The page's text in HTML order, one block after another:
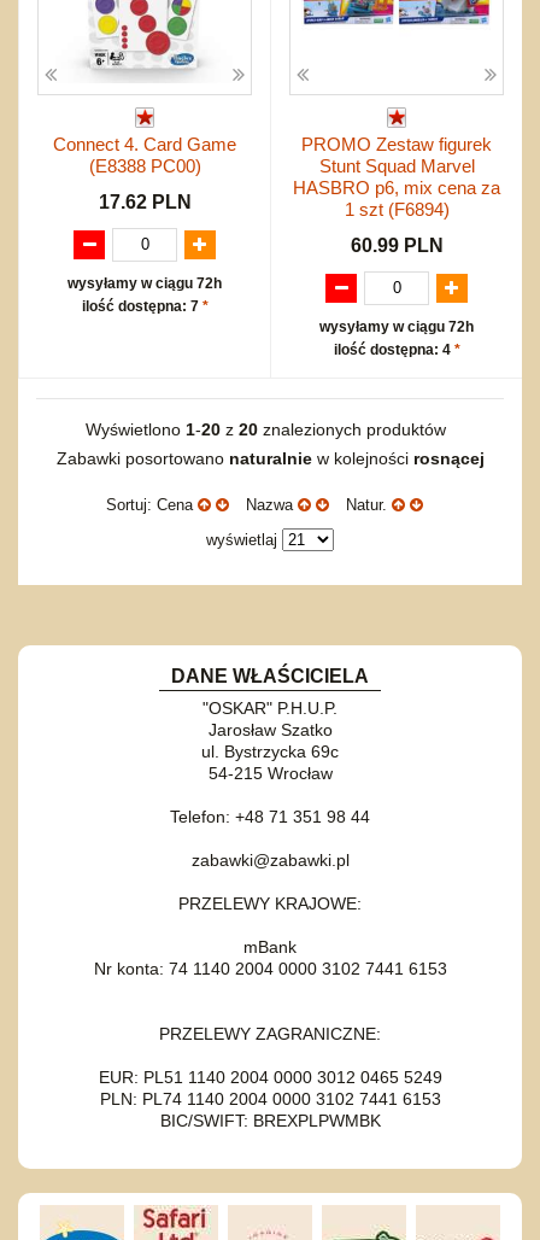
Connect 4. Card Game
(E8388 PC00)
17.62 PLN
wysyłamy w ciągu 72h
ilość dostępna: 7 *
PROMO Zestaw figurek
Stunt Squad Marvel
HASBRO p6, mix cena za
1 szt (F6894)
60.99 PLN
wysyłamy w ciągu 72h
ilość dostępna: 4 *
Wyświetlono 1-20z 20znalezionych produktów
Zabawki posortowano naturalniew kolejności rosnącej
Sortuj: Cena Nazwa
Natur.
wyświetlaj
DANE WŁAŚCICIELA
"OSKAR" P.H.U.P.
Jarosław Szatko
ul. Bystrzycka 69c
54-215 Wrocław
Telefon: +48 71 351 98 44
zabawki@zabawki.pl
PRZELEWY KRAJOWE:
mBank
Nr konta: 74 1140 2004 0000 3102 7441 6153
PRZELEWY ZAGRANICZNE:
EUR: PL51 1140 2004 0000 3012 0465 5249
PLN: PL74 1140 2004 0000 3102 7441 6153
BIC/SWIFT: BREXPLPWMBK